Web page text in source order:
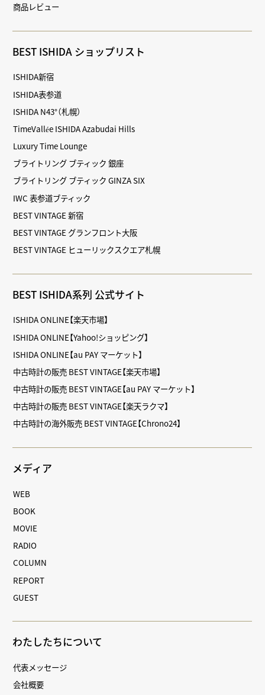
商品レビュー
BEST ISHIDA ショップリスト
ISHIDA新宿
ISHIDA表参道
ISHIDA N43°（札幌）
TimeVallée ISHIDA Azabudai Hills
Luxury Time Lounge
ブライトリング ブティック 銀座
ブライトリング ブティック GINZA SIX
IWC 表参道ブティック
BEST VINTAGE 新宿
BEST VINTAGE グランフロント大阪
BEST VINTAGE ヒューリックスクエア札幌
BEST ISHIDA系列 公式サイト
ISHIDA ONLINE【楽天市場】
ISHIDA ONLINE【Yahoo!ショッピング】
ISHIDA ONLINE【au PAY マーケット】
中古時計の販売 BEST VINTAGE【楽天市場】
中古時計の販売 BEST VINTAGE【au PAY マーケット】
中古時計の販売 BEST VINTAGE【楽天ラクマ】
中古時計の海外販売 BEST VINTAGE【Chrono24】
メディア
WEB
BOOK
MOVIE
RADIO
COLUMN
REPORT
GUEST
わたしたちについて
代表メッセージ
会社概要